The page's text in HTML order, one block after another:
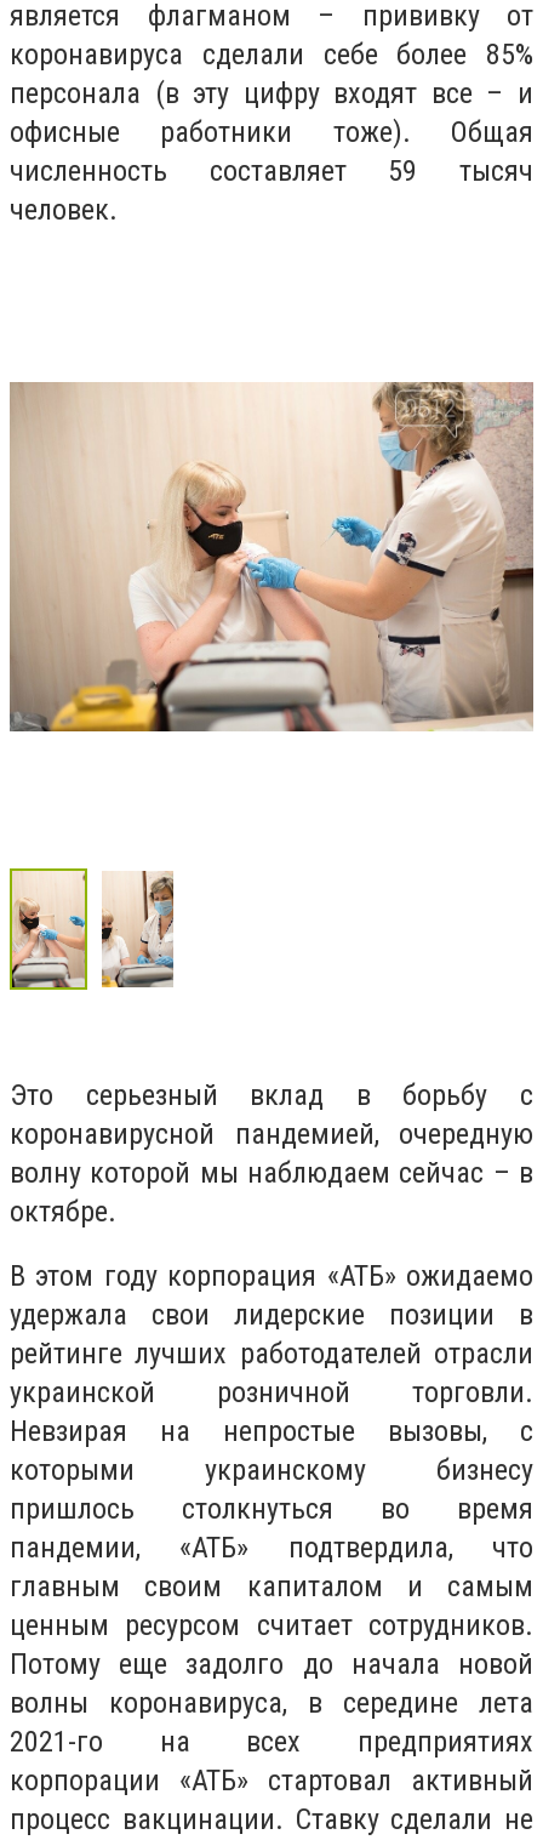
является флагманом – прививку от
коронавируса сделали себе более 85%
персонала (в эту цифру входят все – и
офисные работники тоже). Общая
численность составляет 59 тысяч
человек.
Это серьезный вклад в борьбу с
коронавирусной пандемией, очередную
волну которой мы наблюдаем сейчас – в
октябре.
В этом году корпорация «АТБ» ожидаемо
удержала свои лидерские позиции в
рейтинге лучших работодателей отрасли
украинской розничной торговли.
Невзирая на непростые вызовы, с
которыми украинскому бизнесу
пришлось столкнуться во время
пандемии, «АТБ» подтвердила, что
главным своим капиталом и самым
ценным ресурсом считает сотрудников.
Потому еще задолго до начала новой
волны коронавируса, в середине лета
2021-го на всех предприятиях
корпорации «АТБ» стартовал активный
процесс вакцинации. Ставку сделали не